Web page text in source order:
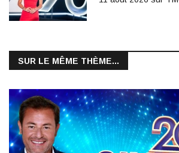
SUR LE MÊME THÈME...